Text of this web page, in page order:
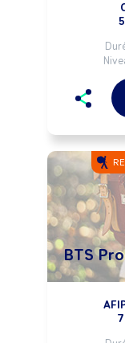
BTS